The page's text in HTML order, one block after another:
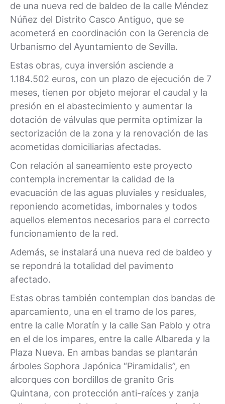
de una nueva red de baldeo de la calle Méndez
Núñez del Distrito Casco Antiguo, que se
acometerá en coordinación con la Gerencia de
Urbanismo del Ayuntamiento de Sevilla.
Estas obras, cuya inversión asciende a
1.184.502 euros, con un plazo de ejecución de 7
meses, tienen por objeto mejorar el caudal y la
presión en el abastecimiento y aumentar la
dotación de válvulas que permita optimizar la
sectorización de la zona y la renovación de las
acometidas domiciliarias afectadas.
Con relación al saneamiento este proyecto
contempla incrementar la calidad de la
evacuación de las aguas pluviales y residuales,
reponiendo acometidas, imbornales y todos
aquellos elementos necesarios para el correcto
funcionamiento de la red.
Además, se instalará una nueva red de baldeo y
se repondrá la totalidad del pavimento
afectado.
Estas obras también contemplan dos bandas de
aparcamiento, una en el tramo de los pares,
entre la calle Moratín y la calle San Pablo y otra
en el de los impares, entre la calle Albareda y la
Plaza Nueva. En ambas bandas se plantarán
árboles Sophora Japónica “Piramidalis”, en
alcorques con bordillos de granito Gris
Quintana, con protección anti-raíces y zanja